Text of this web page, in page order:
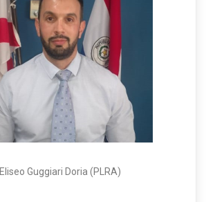
Eliseo Guggiari Doria (PLRA)